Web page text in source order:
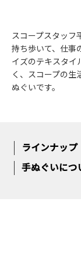
スコープスタッ
持ち歩いて、仕事
イズのテキスタイ
く、スコープの
ぬぐいです。
ラインナップ
手ぬぐいにつ